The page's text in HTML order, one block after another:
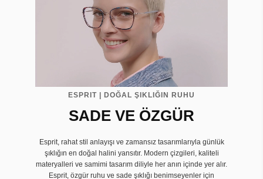
ESPRIT | DOĞAL ŞIKLIĞIN RUHU
SADE VE ÖZGÜR
Esprit, rahat stil anlayışı ve zamansız tasarımlarıyla günlük
şıklığın en doğal halini yansıtır. Modern çizgileri, kaliteli
materyalleri ve samimi tasarım diliyle her anın içinde yer alır.
Esprit, özgür ruhu ve sade şıklığı benimseyenler için